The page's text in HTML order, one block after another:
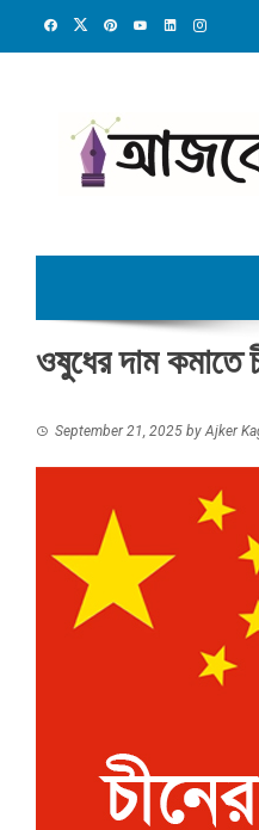
ওষুধের দাম কমাতে
September 21, 2025 byAjker